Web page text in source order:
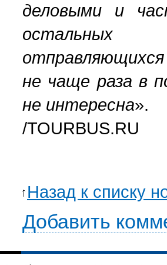
деловыми и
не чаще раза в
не интересна».
/TOURBUS.RU
Назад к списку
Добавить